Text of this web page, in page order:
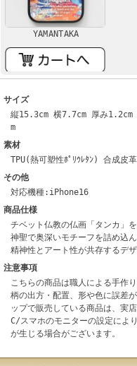
YAMANTAKA
サイズ
縦15.3cm 横7.7cm 厚み1.2cm
m
素材
TPU(熱可塑性ﾎﾟﾘｳﾚﾀﾝ) 合成皮革
その他
対応機種:iPhone16
商品仕様
チベット仏教の仏画「タンカ」を
神聖で奥深いモチーフを詰め込
精神性とアート性が共存するデザ
注意事項
こちらの商品は職人による手作
柄の出方・配置、形や色に誤差
ップで販売している商品は、実
C/スマホのモニターの設定によ
が生じる場合がございます。